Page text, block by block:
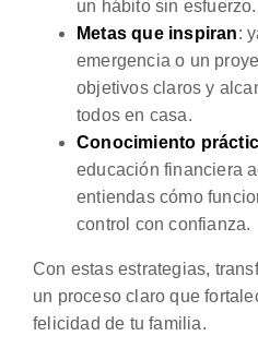
un hábito sin esfuerzo.
Metas que inspiran:
emergencia o un
objetivos claros y
todos en casa.
Conocimiento
educación financiera
entiendas cómo
control con confianza.
Con estas estrategias,
un proceso claro que
felicidad de tu familia.